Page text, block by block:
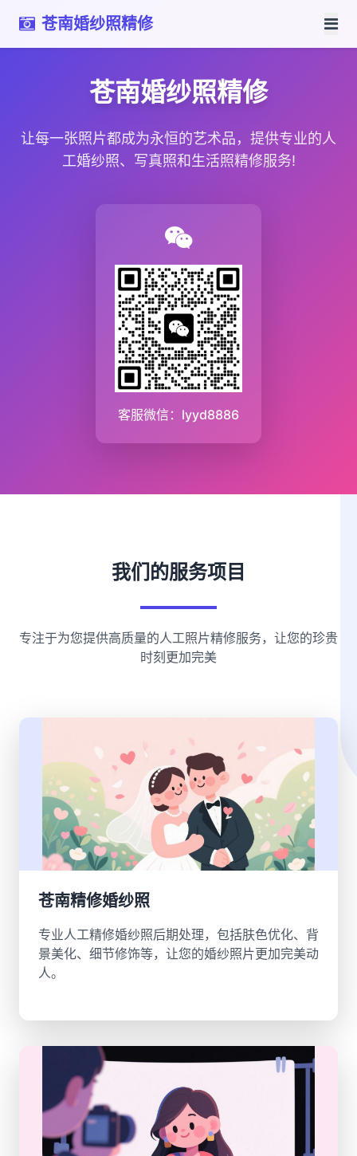
苍南婚纱照精修
苍南婚纱照精修
让每一张照片都成为永恒的艺术品，提供专业的人
工婚纱照、写真照和生活照精修服务!
客服微信：lyyd8886
我们的服务项目
专注于为您提供高质量的人工照片精修服务，让您的珍贵
时刻更加完美
苍南精修婚纱照
专业人工精修婚纱照后期处理，包括肤色优化、背
景美化、细节修饰等，让您的婚纱照片更加完美动
人。